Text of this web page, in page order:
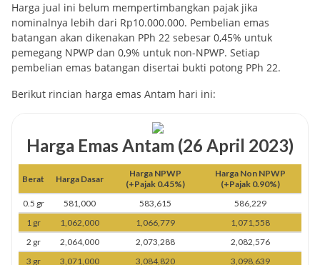
Harga jual ini belum mempertimbangkan pajak jika
nominalnya lebih dari Rp10.000.000. Pembelian emas
batangan akan dikenakan PPh 22 sebesar 0,45% untuk
pemegang NPWP dan 0,9% untuk non-NPWP. Setiap
pembelian emas batangan disertai bukti potong PPh 22.
Berikut rincian harga emas Antam hari ini: